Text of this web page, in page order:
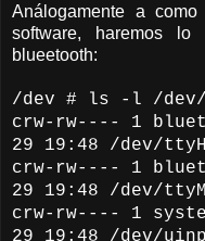
Análogamente a
software, haremos
blueetooth:
/dev # ls -l /
crw-rw---- 1
29 19:48 /dev/
crw-rw---- 1
29 19:48 /dev/
crw-rw---- 1
29 19:48 /dev/